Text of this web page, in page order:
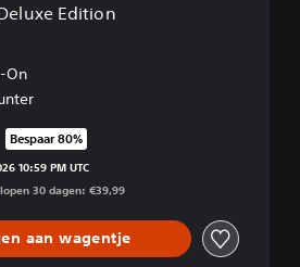
Edition
On
opzichte van de oorspronkelijke prijs
Bespaar 80%
10:59 PM UTC
30 dagen: €39,99
aan wagentje